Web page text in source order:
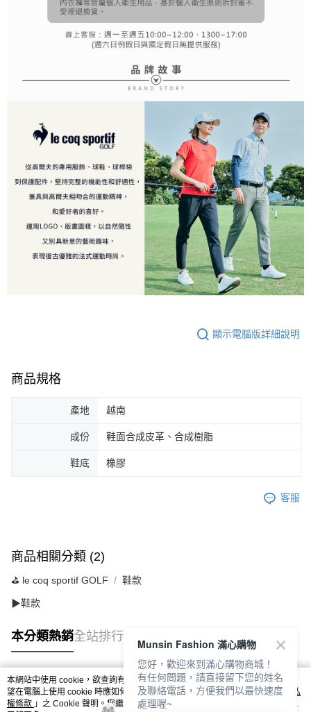
顯示電腦版詳細說明
商品規格
產地 越南
成份 鞋面合成皮革、合成樹脂
鞋底 橡膠
客服
商品相關分類 (2)
⛳️ le coq sportif GOLF 鞋款
▶鞋款
本分類熱銷全站排行
熱門標籤
本網站中使用 cookie，欲查詢有關本網站使用 cookie 方式之詳情，及若您不希
望在電腦上使用 cookie 時應如何變更電腦的 cookie 設定，請參閱本網站「
隱私
權條款 」之 Cookie 聲明。您繼續使用本網站即表示您同意本公司得按本網站使
Munsin Fashion 滿心購物
您好，歡迎來到滿心購物商城！
有任何問題，請直接留下您的姓名
及聯絡電話，方便我們以最快速度
處理喔~